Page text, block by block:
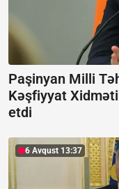
Paşinyan Milli
Kəşfiyyat
etdi
6 Avqust 13:37